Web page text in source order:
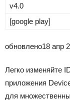
v4.0
[google play]
обновлено18 апр
Легко изменяйте
приложения
для